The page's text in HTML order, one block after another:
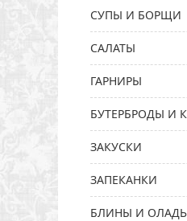
СУПЫ И БОРЩИ
САЛАТЫ
ГАРНИРЫ
БУТЕРБРОДЫ И
ЗАКУСКИ
ЗАПЕКАНКИ
БЛИНЫ И